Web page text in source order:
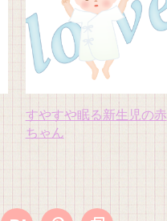
すやすや眠る新生児の赤
ちゃん